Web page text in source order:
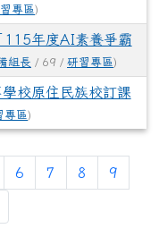
專區)
115年度AI素養爭霸
組長 / 69 / 研習專區)
校原住民族校訂課
專區)
6 7 8 9